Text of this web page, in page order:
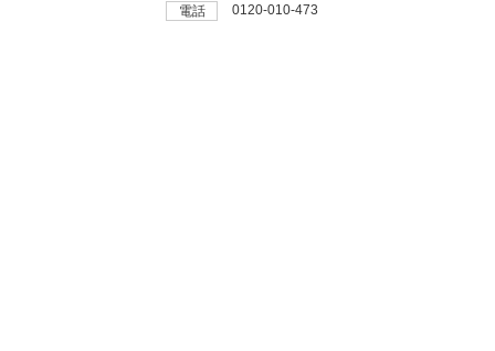
電話
0120-010-473